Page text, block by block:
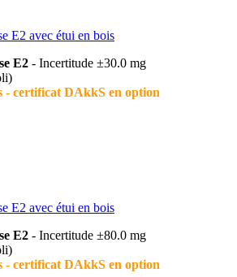
E2 avec étui en bois
E2 - Incertitude ±30.0 mg
- certificat DAkkS en option
E2 avec étui en bois
E2 - Incertitude ±80.0 mg
- certificat DAkkS en option